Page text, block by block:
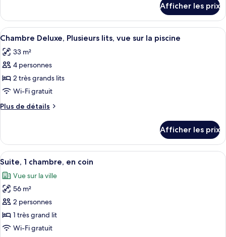
Chambre
Deluxe,
1
très
grand
lit,
vue
sur
la
Chambre
Deluxe,
1
grand
lit,
sur
la
Afficher les prix
Afficher
toutes
les
photos
pour
ce
type
de
Chambre
Deluxe,
Plusieurs
lits,
vue
sur
la
piscine
Une chambre d’hôtel avec deux lits,
13
Chambre Deluxe, Plusieurs lits, vue sur la piscine
33 m²
4 personnes
2 très grands lits
Wi-Fi gratuit
Plus de détails
Plus
Chambre
Deluxe,
Plusieurs
vue
sur
piscine
Afficher les prix
Afficher
toutes
les
photos
pour
ce
type
Une chambre d’hôtel avec un
8
Suite, 1 chambre, en coin
Vue sur la ville
56 m²
2 personnes
1 très grand lit
Wi-Fi gratuit